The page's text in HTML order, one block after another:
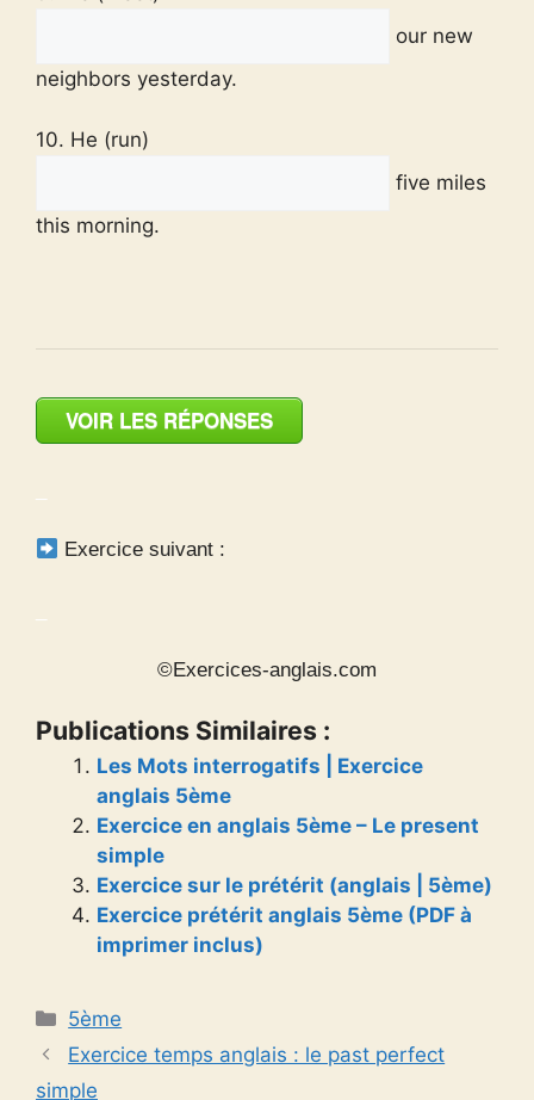
our new
neighbors yesterday.
10. He (run)
five miles
this morning.
VOIR LES RÉPONSES
Exercice suivant :
©Exercices-anglais.com
Publications Similaires :
Les Mots interrogatifs | Exercice
anglais 5ème
Exercice en anglais 5ème – Le present
simple
Exercice sur le prétérit (anglais | 5ème)
Exercice prétérit anglais 5ème (PDF à
imprimer inclus)
Catégories
5ème
Exercice temps anglais : le past perfect
simple